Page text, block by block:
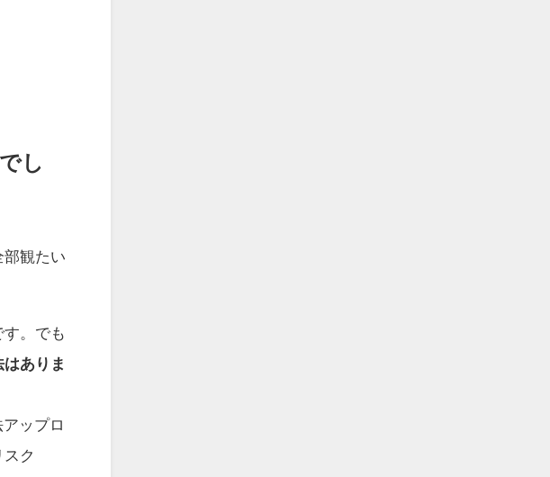
し
部観たい
。でも
ありま
ップロ
ク